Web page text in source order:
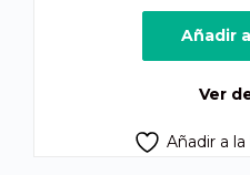
Añadir
Ver
Añadir a